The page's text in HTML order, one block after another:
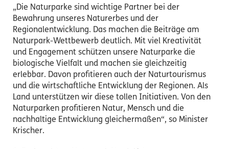
„Die Naturparke sind wichtige Partner bei der
Bewahrung unseres Naturerbes und der
Regionalentwicklung. Das machen die Beiträge am
Naturpark-Wettbewerb deutlich. Mit viel Kreativität
und Engagement schützen unsere Naturparke die
biologische Vielfalt und machen sie gleichzeitig
erlebbar. Davon profitieren auch der Naturtourismus
und die wirtschaftliche Entwicklung der Regionen. Als
Land unterstützen wir diese tollen Initiativen. Von den
Naturparken profitieren Natur, Mensch und die
nachhaltige Entwicklung gleichermaßen“, so Minister
Krischer.